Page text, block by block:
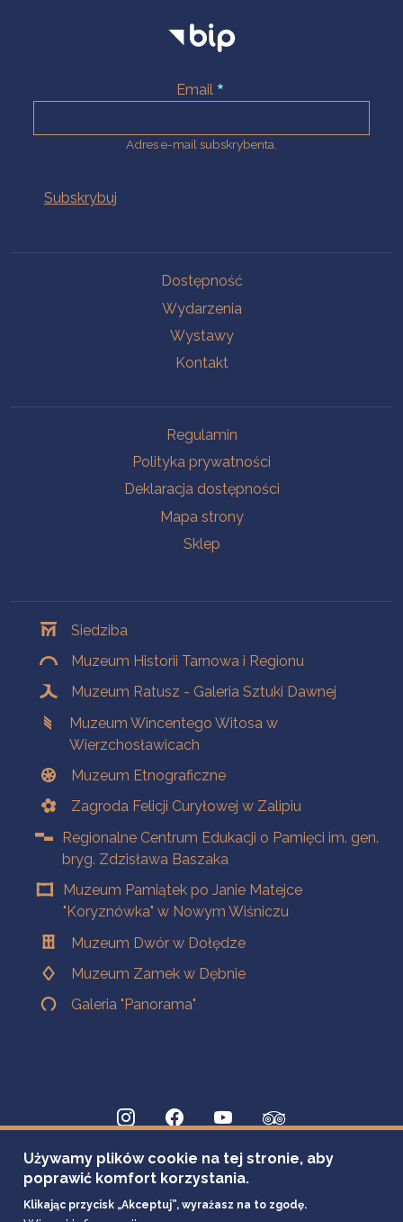
Email
Adres e-mail subskrybenta.
Dostępność
Wydarzenia
Wystawy
Kontakt
Regulamin
Polityka prywatności
Deklaracja dostępności
Mapa strony
Sklep
Siedziba
Muzeum Historii Tarnowa i Regionu
Muzeum Ratusz - Galeria Sztuki Dawnej
Muzeum Wincentego Witosa w
Wierzchosławicach
Muzeum Etnograficzne
Zagroda Felicji Curyłowej w Zalipiu
Regionalne Centrum Edukacji o Pamięci im. gen.
bryg. Zdzisława Baszaka
Muzeum Pamiątek po Janie Matejce
"Koryznówka" w Nowym Wiśniczu
Muzeum Dwór w Dołędze
Muzeum Zamek w Dębnie
Galeria "Panorama"
Używamy plików cookie na tej stronie, aby
poprawić komfort korzystania.
Klikając przycisk „Akceptuj”, wyrażasz na to zgodę.